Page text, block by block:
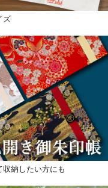
ズ
納したい方にも